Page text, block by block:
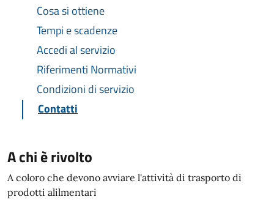
Cosa si ottiene
Tempi e scadenze
Accedi al servizio
Riferimenti Normativi
Condizioni di servizio
Contatti
A chi è rivolto
A coloro che devono avviare l'attività di trasporto di
prodotti alilmentari